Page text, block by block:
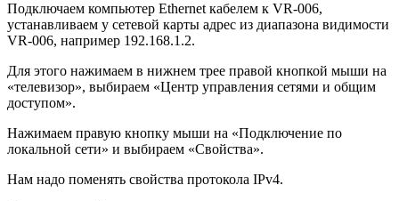
Подключаем компьютер Ethernet кабелем к VR-006,
устанавливаем у сетевой карты адрес из диапазона видимости
VR-006, например 192.168.1.2.
Для этого нажимаем в нижнем трее правой кнопкой мыши на
«телевизор», выбираем «Центр управления сетями и общим
доступом».
Нажимаем правую кнопку мыши на «Подключение по
локальной сети» и выбираем «Свойства».
Нам надо поменять свойства протокола IPv4.